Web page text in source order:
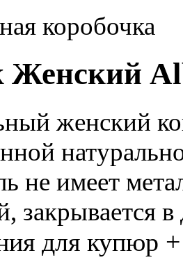
коробочка
женский
не имеет
закрывается
для купюр